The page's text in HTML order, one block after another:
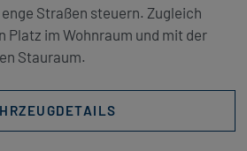
Straßen steuern. Zugleich
Platz im Wohnraum und mit der
Stauraum.